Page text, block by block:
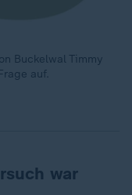
Buckelwal Timmy
auf.
war